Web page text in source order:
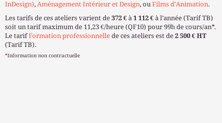
InDesign), Aménagement Intérieur et Design, ou Films d’Animation.
Les tarifs de ces ateliers varient de 372 € à 1 112 € à l’année (Tarif TB)
soit un tarif maximum de 11,23 €/heure (QF10) pour 99h de cours/an*.
Le tarifFormation professionnelle de ces ateliers est de 2 500 € HT
(Tarif TB).
*Information non contractuelle